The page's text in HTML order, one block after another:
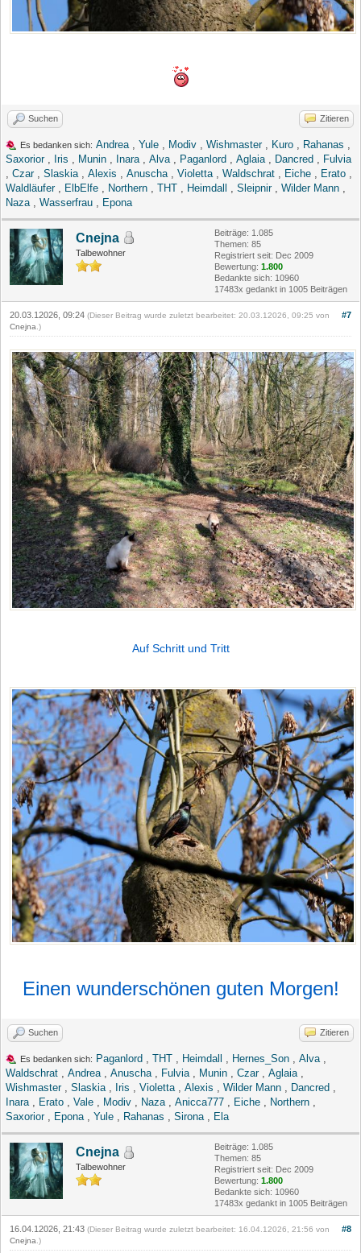
Suchen Zitieren
Es bedanken sich: Andrea Yule Modiv Wishmaster, Kuro Rahanas
Saxorior, Iris Munin Inara Alva Paganlord Aglaia Dancred
Fulvia
Czar, Slaskia Alexis Anuscha Violetta Waldschrat Eiche Erato
Waldläufer, ElbElfe Northern THT Heimdall Sleipnir, Wilder Mann
Naza
Wasserfrau Epona
Cnejna
Talbewohner
Beiträge: 1.085
Themen: 85
Registriert seit: Dec 2009
Bewertung: 1.800
Bedankte sich: 10960
17483x gedankt in 1005 Beiträgen
#7
20.03.12026, 09:24 (Dieser Beitrag wurde zuletzt bearbeitet: 20.03.12026, 09:25 von
Cnejna .)
Auf Schritt und Tritt
Einen wunderschönen guten Morgen!
Suchen Zitieren
Es bedanken sich: Paganlord , THT , Heimdall , Hernes_Son , Alva,
Waldschrat , Andrea, Anuscha, Fulvia, Munin , Czar, Aglaia,
Wishmaster, Slaskia, Iris , Violetta, Alexis , Wilder Mann , Dancred ,
Inara, Erato , Vale , Modiv , Naza, Anicca777 , Eiche , Northern ,
Saxorior, Epona, Yule , Rahanas , Sirona, Ela
Cnejna
Talbewohner
Beiträge: 1.085
Themen: 85
Registriert seit: Dec 2009
Bewertung: 1.800
Bedankte sich: 10960
17483x gedankt in 1005 Beiträgen
#8
16.04.12026, 21:43 (Dieser Beitrag wurde zuletzt bearbeitet: 16.04.12026, 21:56 von
Cnejna.)